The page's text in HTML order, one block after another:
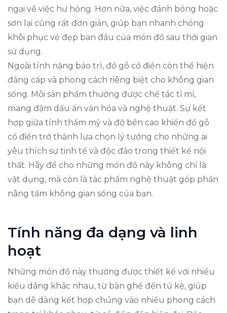
ngại về việc hư hỏng. Hơn nữa, việc đánh bóng hoặc
sơn lại cũng rất đơn giản, giúp bạn nhanh chóng
khôi phục vẻ đẹp ban đầu của món đồ sau thời gian
sử dụng.
Ngoài tính năng bảo trì, đồ gỗ cổ điển còn thể hiện
đẳng cấp và phong cách riêng biệt cho không gian
sống. Mỗi sản phẩm thường được chế tác tỉ mỉ,
mang đậm dấu ấn văn hóa và nghệ thuật. Sự kết
hợp giữa tính thẩm mỹ và độ bền cao khiến đồ gỗ
cổ điển trở thành lựa chọn lý tưởng cho những ai
yêu thích sự tinh tế và độc đáo trong thiết kế nội
thất. Hãy để cho những món đồ này không chỉ là
vật dụng, mà còn là tác phẩm nghệ thuật góp phần
nâng tầm không gian sống của bạn.
Tính năng đa dạng và linh
hoạt
Những món đồ này thường được thiết kế với nhiều
kiểu dáng khác nhau, từ bàn ghế đến tủ kệ, giúp
bạn dễ dàng kết hợp chúng vào nhiều phong cách